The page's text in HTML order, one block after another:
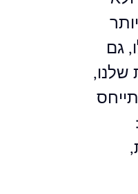
גם
שלנו,